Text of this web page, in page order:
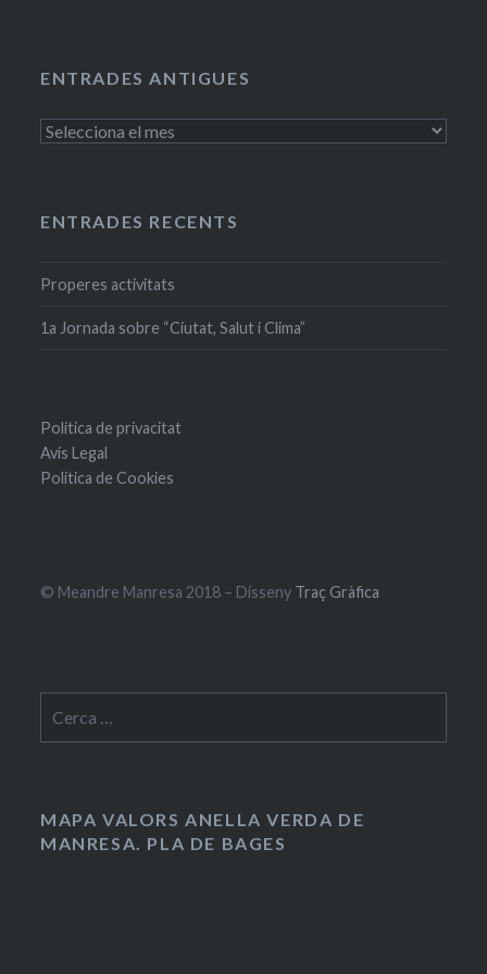
ENTRADES ANTIGUES
Entrades
ENTRADES RECENTS
Properes activitats
1a Jornada sobre “Ciutat, Salut i Clima”
Política de privacitat
Avís Legal
Política de Cookies
© Meandre Manresa 2018 – Disseny Traç Gràfica
MAPA VALORS ANELLA VERDA DE
MANRESA. PLA DE BAGES